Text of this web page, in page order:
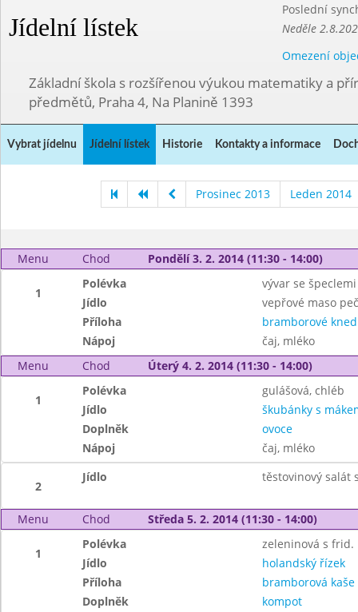
Jídelní lístek
Poslední
Neděle
Omezení
Základní škola s rozšířenou výukou matematiky a
předmětů, Praha 4, Na Planině 1393
Vybrat jídelnu Jídelní lístek Historie Kontakty a informace
Prosinec 2013 Leden 2014
Menu Chod Pondělí 3. 2. 2014 (11:30 - 14:00)
1
Polévka
vývar se špeclemi
Jídlo
vepřové maso
Příloha
bramborové
Nápoj
čaj, mléko
Menu
Chod Úterý 4. 2. 2014 (11:30 - 14:00)
1
Polévka
gulášová, chléb
Jídlo
škubánky s
Doplněk
ovoce
Nápoj
čaj, mléko
2
Jídlo těstovinový salát
Menu Chod Středa 5. 2. 2014 (11:30 - 14:00)
1
Polévka
zeleninová s
Jídlo
holandský řízek
Příloha
bramborová kaše
Doplněk
kompot